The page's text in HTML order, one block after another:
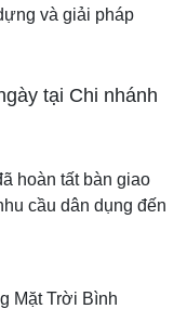
và giải pháp
tại Chi nhánh
hoàn tất bàn giao
cầu dân dụng đến
Mặt Trời Bình